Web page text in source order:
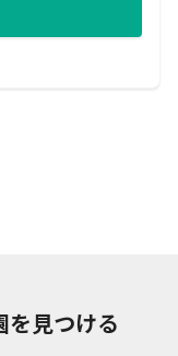
を見つける